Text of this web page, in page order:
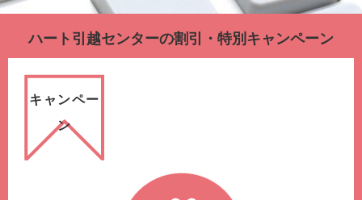
ハート引越センターの割引・特別キャンペーン
キャンペー
ン